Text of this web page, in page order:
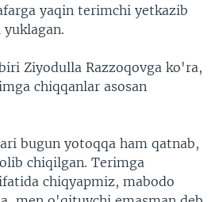
yaqin terimchi yetkazib
Ziyodulla Razzoqovga ko'ra,
chiqqanlar asosan
bugun yotoqqa ham qatnab,
chiqilgan. Terimga
chiqyapmiz, mabodo